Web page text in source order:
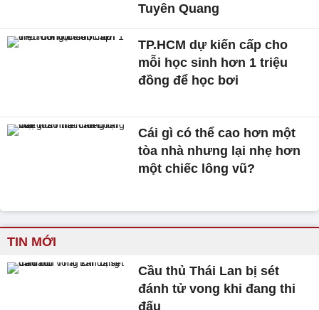
Tuyên Quang
TP.HCM dự kiến cấp cho
mỗi học sinh hơn 1 triệu
đồng để học bơi
Cái gì có thể cao hơn một
tòa nhà nhưng lại nhẹ hơn
một chiếc lông vũ?
TIN MỚI
Cầu thủ Thái Lan bị sét
đánh tử vong khi đang thi
đấu